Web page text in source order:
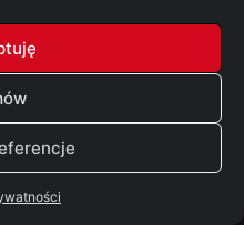
Reserved | FSGK.PL
YouTubeDiscord